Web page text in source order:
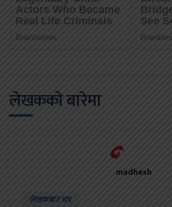
लेखकको बारेमा
madhesh
लेखकबाट थप